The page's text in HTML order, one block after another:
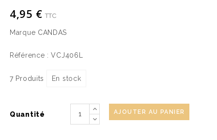
4,95 € TTC
Marque CANDAS
Référence : VCJ406L
7 Produits En stock
Quantité AJOUTER AU PANIER